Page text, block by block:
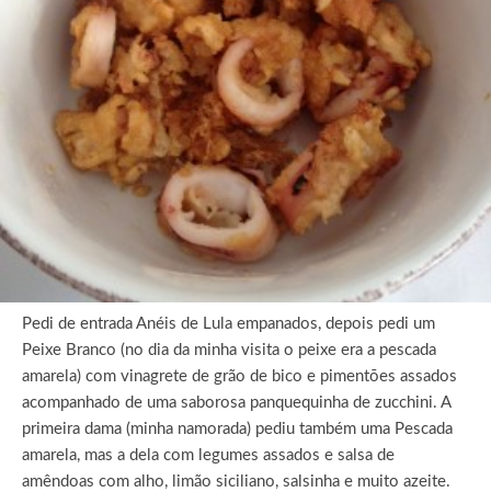
Pedi de entrada Anéis de Lula empanados, depois pedi um
Peixe Branco (no dia da minha visita o peixe era a pescada
amarela) com vinagrete de grão de bico e pimentões assados
acompanhado de uma saborosa panquequinha de zucchini. A
primeira dama (minha namorada) pediu também uma Pescada
amarela, mas a dela com legumes assados e salsa de
amêndoas com alho, limão siciliano, salsinha e muito azeite.